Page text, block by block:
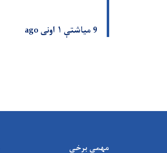
9 میاشتې ۱ اونی ago
مهمې برخې